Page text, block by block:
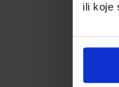
ili koje